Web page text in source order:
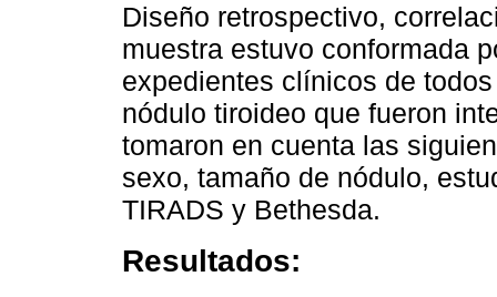
Diseño retrospectivo,
muestra estuvo conformada
expedientes clínicos de
nódulo tiroideo que fueron
tomaron en cuenta las
sexo, tamaño de nódulo,
TIRADS y Bethesda.
Resultados: